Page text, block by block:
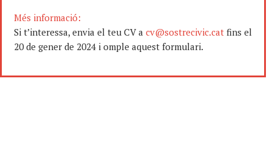
Més informació:
Si t’interessa, envia el teu CV a cv@sostrecivic.cat fins el
20 de gener de 2024 i omple aquest formulari.